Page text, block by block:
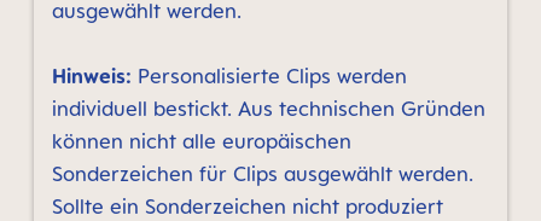
ausgewählt werden.
Hinweis: Personalisierte Clips werden
individuell bestickt. Aus technischen Gründen
können nicht alle europäischen
Sonderzeichen für Clips ausgewählt werden.
Sollte ein Sonderzeichen nicht produziert